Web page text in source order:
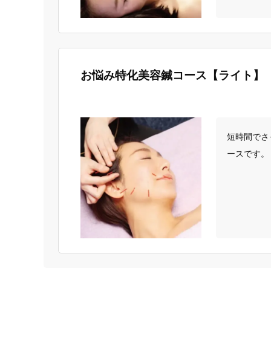
お悩み特化美容鍼コース【ライト】
短時間で
ースです。